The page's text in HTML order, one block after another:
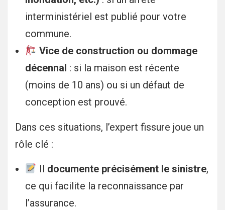
interministériel est publié pour votre
commune.
Vice de construction ou dommage
décennal : si la maison est récente
(moins de 10 ans) ou si un défaut de
conception est prouvé.
Dans ces situations, l’expert fissure joue un
rôle clé :
Il documente précisément le sinistre,
ce qui facilite la reconnaissance par
l’assurance.